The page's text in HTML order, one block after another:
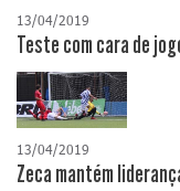
13/04/2019
Teste com cara de
13/04/2019
Zeca mantém